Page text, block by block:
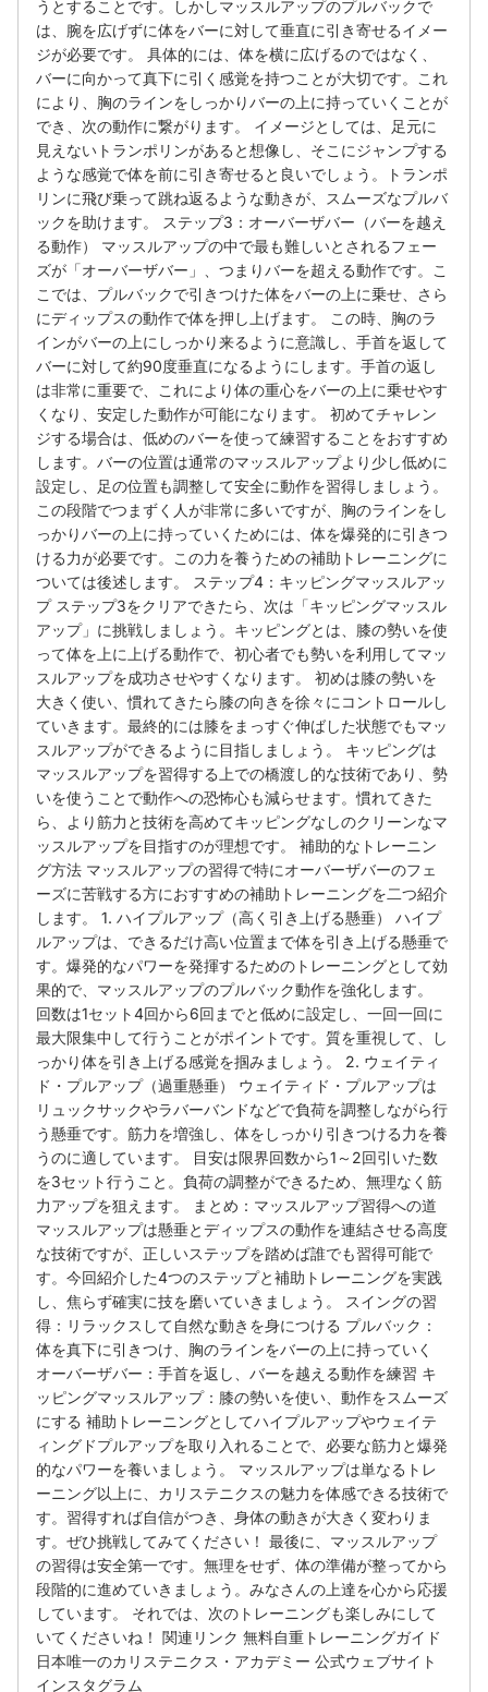
うとすることです。しかしマッスルアップのプルバックで
は、腕を広げずに体をバーに対して垂直に引き寄せるイメー
ジが必要です。 具体的には、体を横に広げるのではなく、
バーに向かって真下に引く感覚を持つことが大切です。これ
により、胸のラインをしっかりバーの上に持っていくことが
でき、次の動作に繋がります。 イメージとしては、足元に
見えないトランポリンがあると想像し、そこにジャンプする
ような感覚で体を前に引き寄せると良いでしょう。トランポ
リンに飛び乗って跳ね返るような動きが、スムーズなプルバ
ックを助けます。 ステップ3：オーバーザバー（バーを越え
る動作） マッスルアップの中で最も難しいとされるフェー
ズが「オーバーザバー」、つまりバーを超える動作です。こ
こでは、プルバックで引きつけた体をバーの上に乗せ、さら
にディップスの動作で体を押し上げます。 この時、胸のラ
インがバーの上にしっかり来るように意識し、手首を返して
バーに対して約90度垂直になるようにします。手首の返し
は非常に重要で、これにより体の重心をバーの上に乗せやす
くなり、安定した動作が可能になります。 初めてチャレン
ジする場合は、低めのバーを使って練習することをおすすめ
します。バーの位置は通常のマッスルアップより少し低めに
設定し、足の位置も調整して安全に動作を習得しましょう。
この段階でつまずく人が非常に多いですが、胸のラインをし
っかりバーの上に持っていくためには、体を爆発的に引きつ
ける力が必要です。この力を養うための補助トレーニングに
ついては後述します。 ステップ4：キッピングマッスルアッ
プ ステップ3をクリアできたら、次は「キッピングマッスル
アップ」に挑戦しましょう。キッピングとは、膝の勢いを使
って体を上に上げる動作で、初心者でも勢いを利用してマッ
スルアップを成功させやすくなります。 初めは膝の勢いを
大きく使い、慣れてきたら膝の向きを徐々にコントロールし
ていきます。最終的には膝をまっすぐ伸ばした状態でもマッ
スルアップができるように目指しましょう。 キッピングは
マッスルアップを習得する上での橋渡し的な技術であり、勢
いを使うことで動作への恐怖心も減らせます。慣れてきた
ら、より筋力と技術を高めてキッピングなしのクリーンなマ
ッスルアップを目指すのが理想です。 補助的なトレーニン
グ方法 マッスルアップの習得で特にオーバーザバーのフェ
ーズに苦戦する方におすすめの補助トレーニングを二つ紹介
します。 1. ハイプルアップ（高く引き上げる懸垂） ハイプ
ルアップは、できるだけ高い位置まで体を引き上げる懸垂で
す。爆発的なパワーを発揮するためのトレーニングとして効
果的で、マッスルアップのプルバック動作を強化します。
回数は1セット4回から6回までと低めに設定し、一回一回に
最大限集中して行うことがポイントです。質を重視して、し
っかり体を引き上げる感覚を掴みましょう。 2. ウェイティ
ド・プルアップ（過重懸垂） ウェイティド・プルアップは
リュックサックやラバーバンドなどで負荷を調整しながら行
う懸垂です。筋力を増強し、体をしっかり引きつける力を養
うのに適しています。 目安は限界回数から1～2回引いた数
を3セット行うこと。負荷の調整ができるため、無理なく筋
力アップを狙えます。 まとめ：マッスルアップ習得への道
マッスルアップは懸垂とディップスの動作を連結させる高度
な技術ですが、正しいステップを踏めば誰でも習得可能で
す。今回紹介した4つのステップと補助トレーニングを実践
し、焦らず確実に技を磨いていきましょう。 スイングの習
得：リラックスして自然な動きを身につける プルバック：
体を真下に引きつけ、胸のラインをバーの上に持っていく
オーバーザバー：手首を返し、バーを越える動作を練習 キ
ッピングマッスルアップ：膝の勢いを使い、動作をスムーズ
にする 補助トレーニングとしてハイプルアップやウェイテ
ィングドプルアップを取り入れることで、必要な筋力と爆発
的なパワーを養いましょう。 マッスルアップは単なるトレ
ーニング以上に、カリステニクスの魅力を体感できる技術で
す。習得すれば自信がつき、身体の動きが大きく変わりま
す。ぜひ挑戦してみてください！ 最後に、マッスルアップ
の習得は安全第一です。無理をせず、体の準備が整ってから
段階的に進めていきましょう。みなさんの上達を心から応援
しています。 それでは、次のトレーニングも楽しみにして
いてくださいね！ 関連リンク 無料自重トレーニングガイド
日本唯一のカリステニクス・アカデミー 公式ウェブサイト
インスタグラム